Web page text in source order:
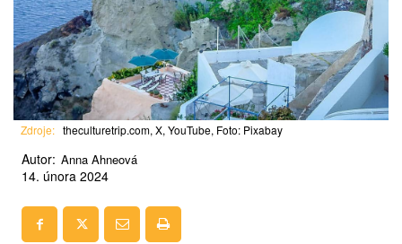
Zdroje: theculturetrip.com, X, YouTube, Foto: Pixabay
Autor: Anna Ahneová
14. února 2024